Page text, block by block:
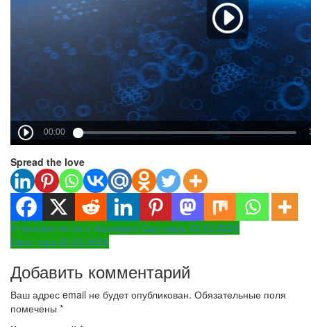
Spread the love
Навигация
по
записям
Утренняя почта с Николаем Басковым 22.02.2026
Своя игра 22.02.2026
Добавить комментарий
Ваш адрес email не будет опубликован. Обязательные поля
помечены *